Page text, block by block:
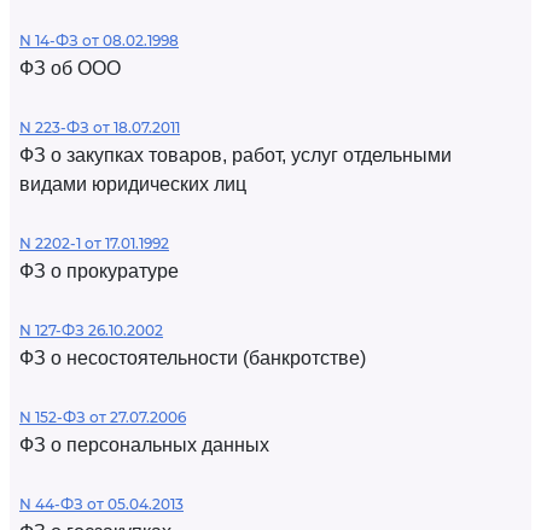
N 14-ФЗ от 08.02.1998
ФЗ об ООО
N 223-ФЗ от 18.07.2011
ФЗ о закупках товаров, работ, услуг отдельными
видами юридических лиц
N 2202-1 от 17.01.1992
ФЗ о прокуратуре
N 127-ФЗ 26.10.2002
ФЗ о несостоятельности (банкротстве)
N 152-ФЗ от 27.07.2006
ФЗ о персональных данных
N 44-ФЗ от 05.04.2013